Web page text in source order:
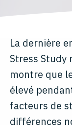
La dernière
Stress Study
montre que
élevé
facteurs de
différences